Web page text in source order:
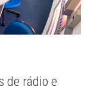
de rádio e